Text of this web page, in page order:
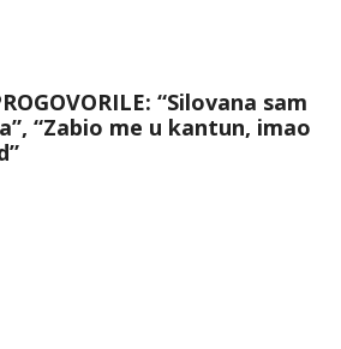
“Silovana sam
“Zabio me u kantun, imao